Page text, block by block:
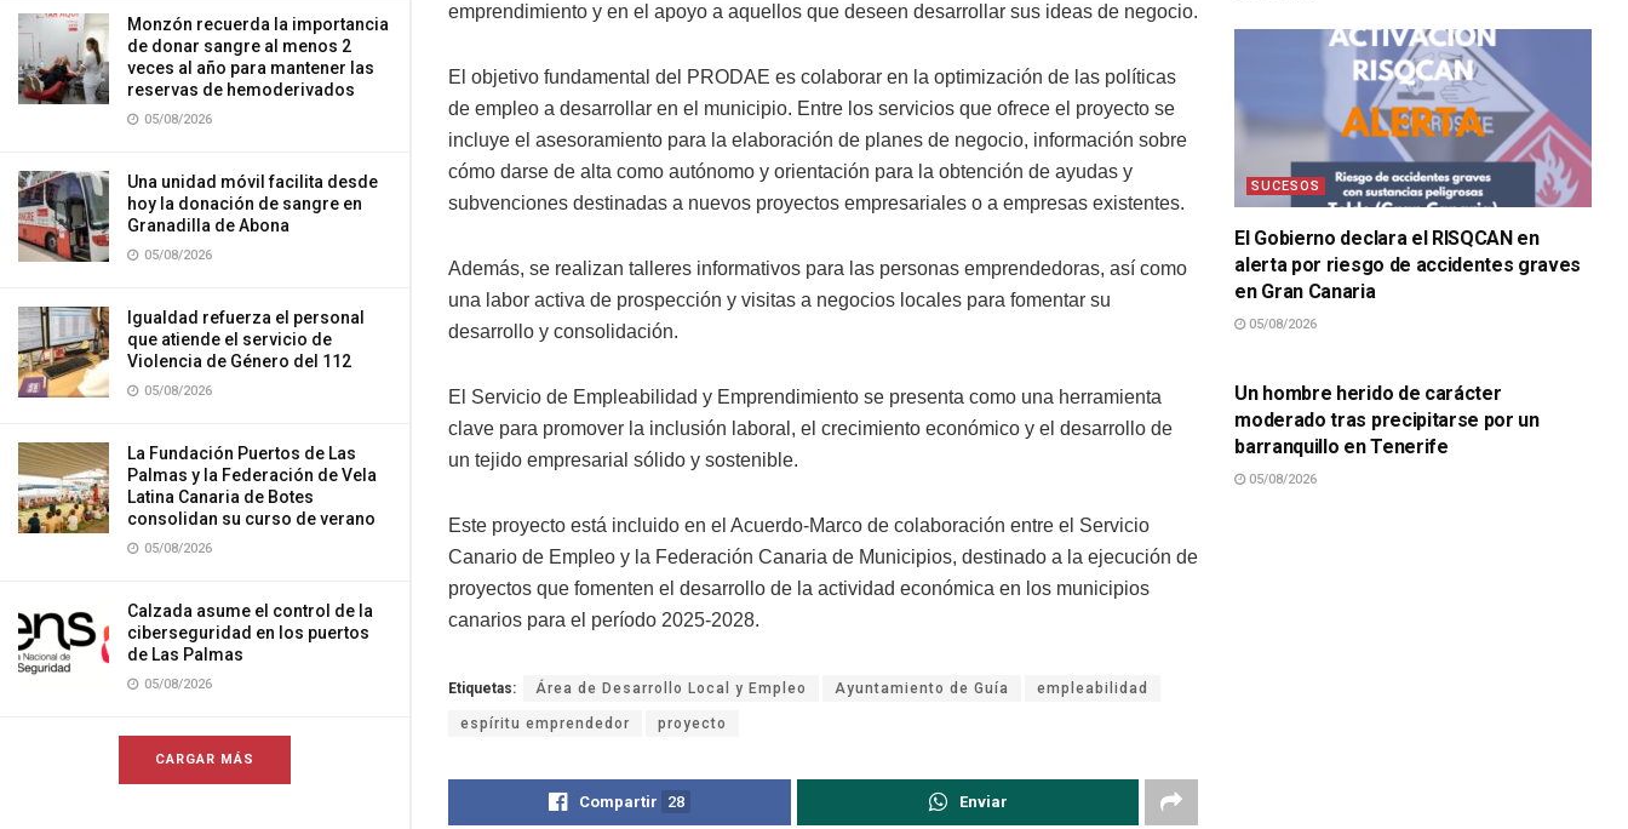
Monzón recuerda la importancia
de donar sangre al menos 2
veces al año para mantener las
reservas de hemoderivados
05/08/2026
Una unidad móvil facilita desde
hoy la donación de sangre en
Granadilla de Abona
05/08/2026
Igualdad refuerza el personal
que atiende el servicio de
Violencia de Género del 112
05/08/2026
La Fundación Puertos de Las
Palmas y la Federación de Vela
Latina Canaria de Botes
consolidan su curso de verano
05/08/2026
Calzada asume el control de la
ciberseguridad en los puertos
de Las Palmas
05/08/2026
CARGAR MÁS
emprendimiento y en el apoyo a aquellos que deseen desarrollar sus ideas de negocio.
El objetivo fundamental del PRODAE es colaborar en la optimización de las políticas
de empleo a desarrollar en el municipio. Entre los servicios que ofrece el proyecto se
incluye el asesoramiento para la elaboración de planes de negocio, información sobre
cómo darse de alta como autónomo y orientación para la obtención de ayudas y
subvenciones destinadas a nuevos proyectos empresariales o a empresas existentes.
Además, se realizan talleres informativos para las personas emprendedoras, así como
una labor activa de prospección y visitas a negocios locales para fomentar su
desarrollo y consolidación.
El Servicio de Empleabilidad y Emprendimiento se presenta como una herramienta
clave para promover la inclusión laboral, el crecimiento económico y el desarrollo de
un tejido empresarial sólido y sostenible.
Este proyecto está incluido en el Acuerdo-Marco de colaboración entre el Servicio
Canario de Empleo y la Federación Canaria de Municipios, destinado a la ejecución de
proyectos que fomenten el desarrollo de la actividad económica en los municipios
canarios para el período 2025-2028.
Etiquetas: Área de Desarrollo Local y Empleo Ayuntamiento de Guía empleabilidad
espíritu emprendedor proyecto
Compartir 28 Enviar
SUCESOS
El Gobierno declara el RISQCAN en
alerta por riesgo de accidentes graves
en Gran Canaria
05/08/2026
Un hombre herido de carácter
moderado tras precipitarse por un
barranquillo en Tenerife
05/08/2026